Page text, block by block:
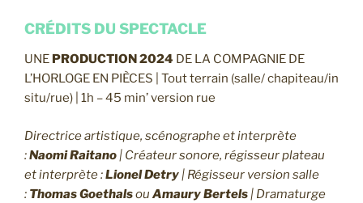
CRÉDITS DU SPECTACLE
UNE PRODUCTION 2024 DE LA COMPAGNIE DE
L’HORLOGE EN PIÈCES | Tout terrain (salle/ chapiteau/in
situ/rue) | 1h – 45 min’ version rue
Directrice artistique, scénographe et interprète
:Naomi Raitano | Créateur sonore, régisseur plateau
et interprète :Lionel Detry | Régisseur version salle
: Thomas Goethalsou Amaury Bertels | Dramaturge